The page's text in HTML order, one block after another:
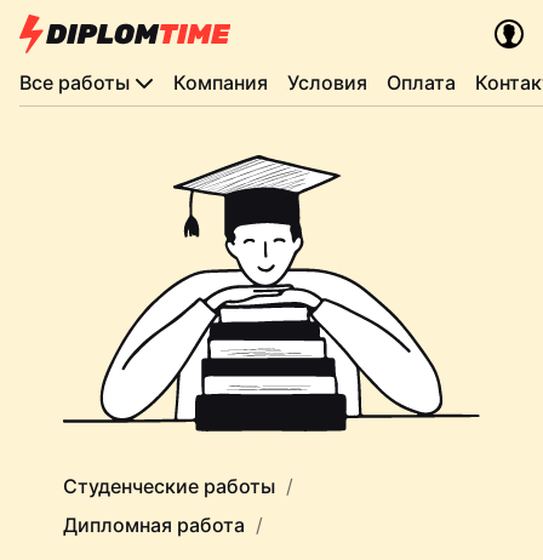
Все работы Компания Условия Оплата
Студенческие работы
Дипломная работа